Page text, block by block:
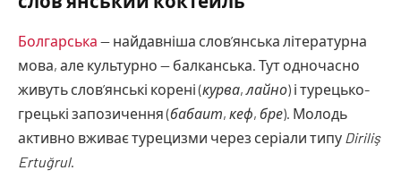
Болгарська — найдавніша слов’янська літературна
мова, але культурно — балканська. Тут одночасно
живуть слов’янські корені (курва, лайно) і турецько-
грецькі запозичення (бабаит, кеф, бре). Молодь
активно вживає турецизми через серіали типу Diriliş
Ertuğrul.